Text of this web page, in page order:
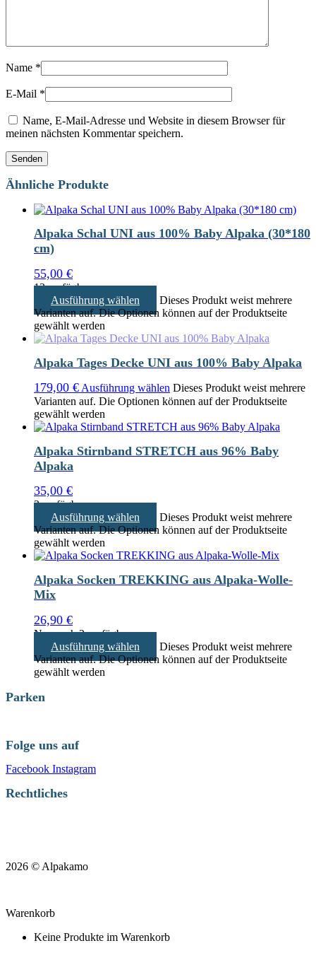
Name *
E-Mail *
Name, E-Mail-Adresse und Website in diesem Browser für
meinen nächsten Kommentar speichern.
Ähnliche Produkte
Alpaka Schal UNI aus 100% Baby Alpaka (30*180
cm)
55,00 €
13 verfügbar
Ausführung wählen
Dieses Produkt weist mehrere
Varianten auf. Die Optionen können auf der Produktseite
gewählt werden
Alpaka Tages Decke UNI aus 100% Baby Alpaka
179,00 € Ausführung wählen Dieses Produkt weist mehrere
Varianten auf. Die Optionen können auf der Produktseite
gewählt werden
Alpaka Stirnband STRETCH aus 96% Baby
Alpaka
35,00 €
3 verfügbar
Ausführung wählen
Dieses Produkt weist mehrere
Varianten auf. Die Optionen können auf der Produktseite
gewählt werden
Alpaka Socken TREKKING aus Alpaka-Wolle-
Mix
26,90 €
Nur noch 2 verfügbar
Ausführung wählen
Dieses Produkt weist mehrere
Varianten auf. Die Optionen können auf der Produktseite
gewählt werden
Parken
Folge uns auf
Facebook Instagram
Rechtliches
2026 © Alpakamo
Warenkorb
Keine Produkte im Warenkorb